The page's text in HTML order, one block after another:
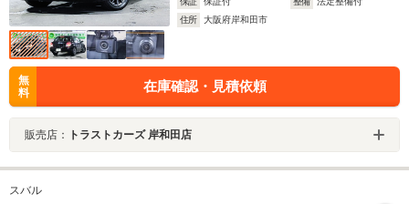
住所
大阪府岸和田市
無
料
在庫確認・見積依頼
販売店： トラストカーズ 岸和田店
スバル